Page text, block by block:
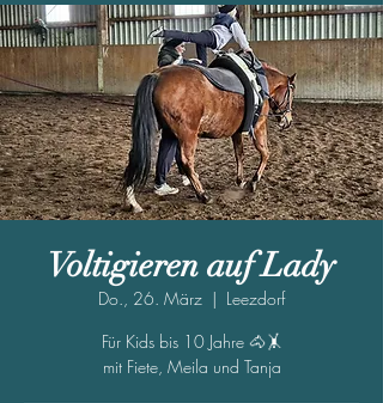
Voltigieren auf Lady
Do., 26. März
  |
Leezdorf
Für Kids bis 10 Jahre 🐴🤸